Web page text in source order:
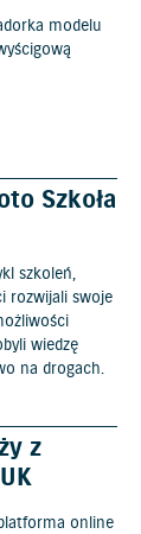
modelu
Szkoła
szkoleń,
rozwijali swoje
wiedzę
na drogach.
z
online